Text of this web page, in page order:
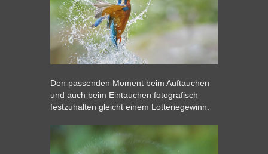
Den passenden Moment beim Auftauchen
und auch beim Eintauchen fotografisch
festzuhalten gleicht einem Lotteriegewinn.